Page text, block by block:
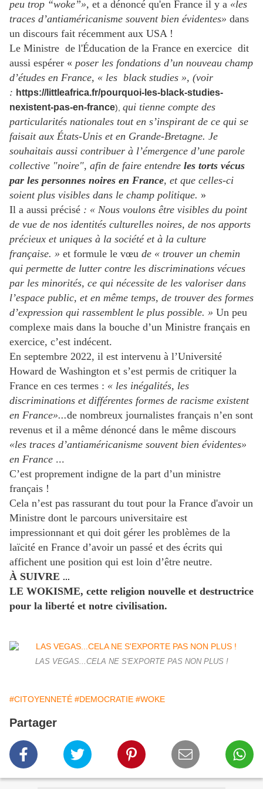
peu trop “woke”», et a dénoncé qu'en France il y a «les
traces d’antiaméricanisme souvent bien évidentes» dans
un discours fait récemment aux USA !
Le Ministre de l'Éducation de la France en exercice dit
aussi espérer « poser les fondations d’un nouveau champ
d’études en France, « les black studies », (voir
: https://littleafrica.fr/pourquoi-les-black-studies-
nexistent-pas-en-france), qui tienne compte des
particularités nationales tout en s’inspirant de ce qui se
faisait aux États-Unis et en Grande-Bretagne. Je
souhaitais aussi contribuer à l’émergence d’une parole
collective "noire", afin de faire entendre les torts vécus
par les personnes noires en France, et que celles-ci
soient plus visibles dans le champ politique. »
Il a aussi précisé : « Nous voulons être visibles du point
de vue de nos identités culturelles noires, de nos apports
précieux et uniques à la société et à la culture
française. » et formule le vœu de « trouver un chemin
qui permette de lutter contre les discriminations vécues
par les minorités, ce qui nécessite de les valoriser dans
l’espace public, et en même temps, de trouver des formes
d’expression qui rassemblent le plus possible. » Un peu
complexe mais dans la bouche d’un Ministre français en
exercice, c’est indécent.
En septembre 2022, il est intervenu à l’Université
Howard de Washington et s’est permis de critiquer la
France en ces termes : « les inégalités, les
discriminations et différentes formes de racisme existent
en France»...de nombreux journalistes français n’en sont
revenus et il a même dénoncé dans le même discours
«les traces d’antiaméricanisme souvent bien évidentes»
en France ...
C’est proprement indigne de la part d’un ministre
français !
Cela n’est pas rassurant du tout pour la France d'avoir un
Ministre dont le parcours universitaire est
impressionnant et qui doit gérer les problèmes de la
laïcité en France d’avoir un passé et des écrits qui
affichent une position qui est loin d’être neutre.
À SUIVRE ...
LE WOKISME, cette religion nouvelle et destructrice
pour la liberté et notre civilisation.
LAS VEGAS...CELA NE S'EXPORTE PAS NON PLUS !
#CITOYENNETÉ #DEMOCRATIE #WOKE
Partager